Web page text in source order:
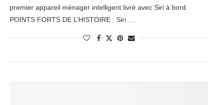
premier appareil ménager intelligent livré avec Siri à bord.
POINTS FORTS DE L’HISTOIRE : Siri …